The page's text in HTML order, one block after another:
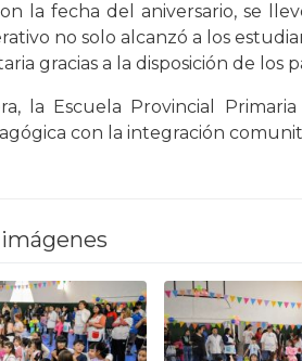
la fecha del aniversario, se
no solo alcanzó a los
gracias a la disposición de
la Escuela Provincial
con la integración